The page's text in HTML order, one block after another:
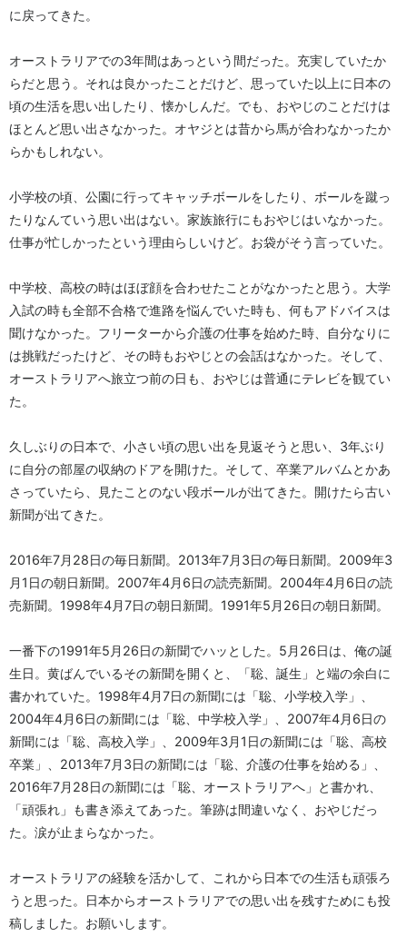
に戻ってきた。
オーストラリアでの3年間はあっという間だった。充実していたか
らだと思う。それは良かったことだけど、思っていた以上に日本の
頃の生活を思い出したり、懐かしんだ。でも、おやじのことだけは
ほとんど思い出さなかった。オヤジとは昔から馬が合わなかったか
らかもしれない。
小学校の頃、公園に行ってキャッチボールをしたり、ボールを蹴っ
たりなんていう思い出はない。家族旅行にもおやじはいなかった。
仕事が忙しかったという理由らしいけど。お袋がそう言っていた。
中学校、高校の時はほぼ顔を合わせたことがなかったと思う。大学
入試の時も全部不合格で進路を悩んでいた時も、何もアドバイスは
聞けなかった。フリーターから介護の仕事を始めた時、自分なりに
は挑戦だったけど、その時もおやじとの会話はなかった。そして、
オーストラリアへ旅立つ前の日も、おやじは普通にテレビを観てい
た。
久しぶりの日本で、小さい頃の思い出を見返そうと思い、3年ぶり
に自分の部屋の収納のドアを開けた。そして、卒業アルバムとかあ
さっていたら、見たことのない段ボールが出てきた。開けたら古い
新聞が出てきた。
2016年7月28日の毎日新聞。2013年7月3日の毎日新聞。2009年3
月1日の朝日新聞。2007年4月6日の読売新聞。2004年4月6日の読
売新聞。1998年4月7日の朝日新聞。1991年5月26日の朝日新聞。
一番下の1991年5月26日の新聞でハッとした。5月26日は、俺の誕
生日。黄ばんでいるその新聞を開くと、「聡、誕生」と端の余白に
書かれていた。1998年4月7日の新聞には「聡、小学校入学」、
2004年4月6日の新聞には「聡、中学校入学」、2007年4月6日の
新聞には「聡、高校入学」、2009年3月1日の新聞には「聡、高校
卒業」、2013年7月3日の新聞には「聡、介護の仕事を始める」、
2016年7月28日の新聞には「聡、オーストラリアへ」と書かれ、
「頑張れ」も書き添えてあった。筆跡は間違いなく、おやじだっ
た。涙が止まらなかった。
オーストラリアの経験を活かして、これから日本での生活も頑張ろ
うと思った。日本からオーストラリアでの思い出を残すためにも投
稿しました。お願いします。